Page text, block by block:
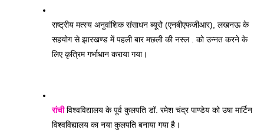
राष्ट्रीय मत्स्य अनुवांशिक संसाधन ब्यूरो (एनबीएफजीआर), लखनऊ के
सहयोग से झारखण्ड में पहली बार मछली की नस्ल . को उन्नत करने के
लिए कृत्रिम गर्भाधान कराया गया।
रांची विश्वविद्यालय के पूर्व कुलपति डॉ. रमेश चंद्र पाण्डेय को उषा मार्टिन
विश्वविद्यालय का नया कुलपति बनाया गया है।